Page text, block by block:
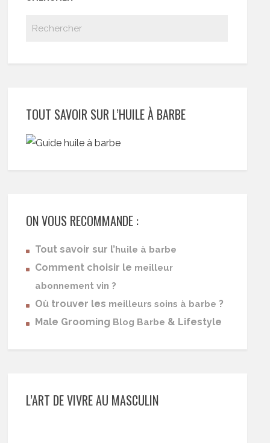
TOUT SAVOIR SUR L’HUILE À BARBE
ON VOUS RECOMMANDE :
Tout savoir sur l’huile à barbe
Comment choisir le meilleur
abonnement vin ?
Où trouver les meilleurs soins à barbe ?
Male Grooming Blog Barbe & Lifestyle
L’ART DE VIVRE AU MASCULIN